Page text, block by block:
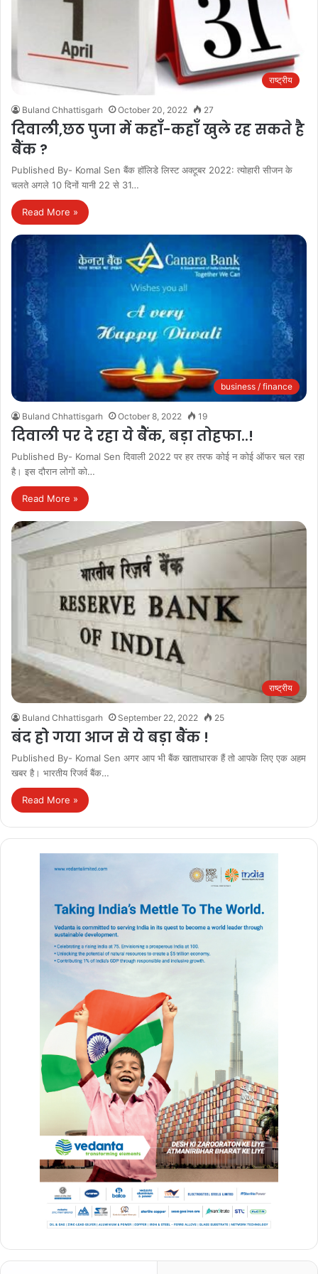
राष्ट्रीय
Buland Chhattisgarh October 20, 2022 27
दिवाली,छठ पुजा में कहाँ-कहाँ खुले रह सकते है
बैंक ?
Published By- Komal Sen बैंक हॉलिडे लिस्ट अक्टूबर 2022: त्योहारी सीजन के
चलते अगले 10 दिनों यानी 22 से 31…
Read More »
business / finance
Buland Chhattisgarh October 8, 2022 19
दिवाली पर दे रहा ये बैंक, बड़ा तोहफा..!
Published By- Komal Sen दिवाली 2022 पर हर तरफ कोई न कोई ऑफर चल रहा
है। इस दौरान लोगों को…
Read More »
राष्ट्रीय
Buland Chhattisgarh September 22, 2022 25
बंद हो गया आज से ये बड़ा बैंक !
Published By- Komal Sen अगर आप भी बैंक खाताधारक हैं तो आपके लिए एक अहम
खबर है। भारतीय रिजर्व बैंक…
Read More »